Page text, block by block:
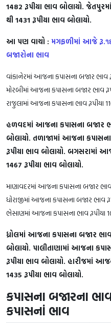
1482 રૂપીયા ભાવ બોલાયો.
થી 1431 રૂપીયા ભાવ બોલાયો.
આ પણ વાચો : મગફળીમાં આજે
બજારોના ભાવ
વાંકાનેરમાં આજના કપાસના બજાર ભાવ
મોરબીમાં આજના કપાસના બજાર ભાવ
રાજુલામાં આજના કપાસના ભાવ રૂપીયા
હળવદમાં આજના કપાસના બજાર
બોલાયો. તળાજામાં આજના
રૂપીયા ભાવ બોલાયો. બગસરામાં
1467 રૂપીયા ભાવ બોલાયો.
માણાવદરમાં આજના કપાસના બજાર ભાવ
ધોરાજીમાં આજના કપાસના બજાર ભાવ
ભેસાણમાં આજના કપાસના ભાવ રૂપીયા
ધ્રોલમાં આજના કપાસના બજાર
બોલાયો. પાલીતાણામાં આજના
રૂપીયા ભાવ બોલાયો. હારીજમાં
1435 રૂપીયા ભાવ બોલાયો.
કપાસના બજારના
કપાસનાં ભાવ